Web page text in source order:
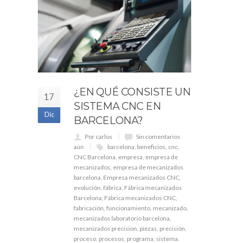
17
Dic
¿EN QUÉ CONSISTE UN
SISTEMA CNC EN
BARCELONA?
Por carlos
Sin comentarios
aún
barcelona, beneficios, cnc,
CNC Barcelona, empresa, empresa de
mecanizados, empresa de mecanizados
barcelona, Empresa mecanizados CNC,
evolución, fábrica, Fábrica mecanizados
Barcelona, Fábrica mecanizados CNC,
fabricación, funcionamiento, mecanizado,
mecanizados laboratorio barcelona,
mecanizados precision, piezas, precisión,
proceso, procesos, programa, sistema,